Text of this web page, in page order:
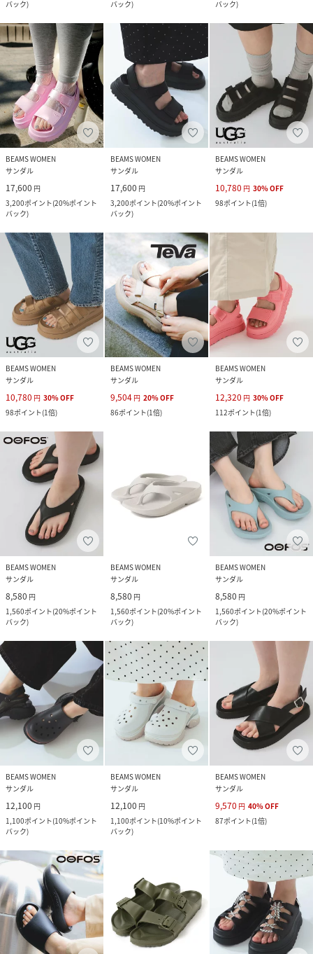
バック)
バック)
バック)
BEAMS WOMEN
サンダル
17,600 円
3,200ポイント(20%ポイント
バック)
BEAMS WOMEN
サンダル
17,600 円
3,200ポイント(20%ポイント
バック)
BEAMS WOMEN
サンダル
10,780 円 30%OFF
98ポイント(1倍)
BEAMS WOMEN
サンダル
10,780 円 30%OFF
98ポイント(1倍)
BEAMS WOMEN
サンダル
9,504 円 20%OFF
86ポイント(1倍)
BEAMS WOMEN
サンダル
12,320 円 30%OFF
112ポイント(1倍)
BEAMS WOMEN
サンダル
8,580 円
1,560ポイント(20%ポイント
バック)
BEAMS WOMEN
サンダル
8,580 円
1,560ポイント(20%ポイント
バック)
BEAMS WOMEN
サンダル
8,580 円
1,560ポイント(20%ポイント
バック)
BEAMS WOMEN
サンダル
12,100 円
1,100ポイント(10%ポイント
バック)
BEAMS WOMEN
サンダル
12,100 円
1,100ポイント(10%ポイント
バック)
BEAMS WOMEN
サンダル
9,570 円 40%OFF
87ポイント(1倍)